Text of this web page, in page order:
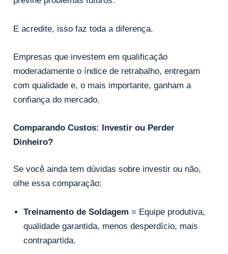
E acredite, isso faz toda a diferença.
Empresas que investem em qualificação
moderadamente o índice de retrabalho, entregam
com qualidade e, o mais importante, ganham a
confiança do mercado.
Comparando Custos: Investir ou Perder
Dinheiro?
Se você ainda tem dúvidas sobre investir ou não,
olhe essa comparação:
Treinamento de Soldagem = Equipe produtiva,
qualidade garantida, menos desperdício, mais
contrapartida.